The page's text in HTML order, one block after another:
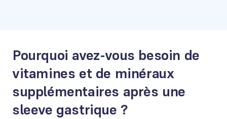
Pourquoi avez-vous besoin de
vitamines et de minéraux
supplémentaires après une
sleeve gastrique ?